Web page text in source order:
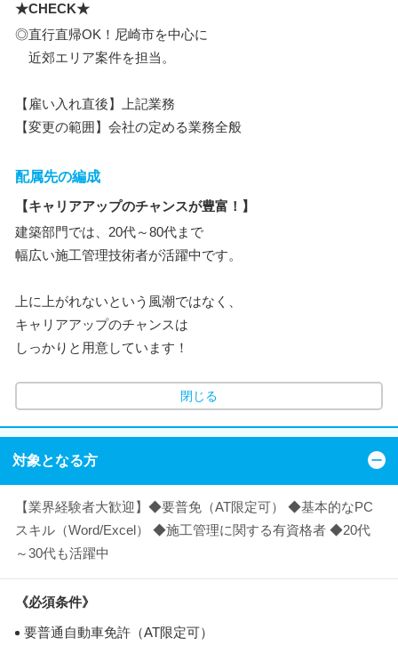
★CHECK★
◎直行直帰OK！尼崎市を中心に
近郊エリア案件を担当。
【雇い入れ直後】上記業務
【変更の範囲】会社の定める業務全般
配属先の編成
【キャリアアップのチャンスが豊富！】
建築部門では、20代～80代まで
幅広い施工管理技術者が活躍中です。
上に上がれないという風潮ではなく、
キャリアアップのチャンスは
しっかりと用意しています！
閉じる
対象となる方
【業界経験者大歓迎】◆要普免（AT限定可） ◆基本的なPC
スキル（Word/Excel） ◆施工管理に関する有資格者 ◆20代
～30代も活躍中
《必須条件》
要普通自動車免許（AT限定可）